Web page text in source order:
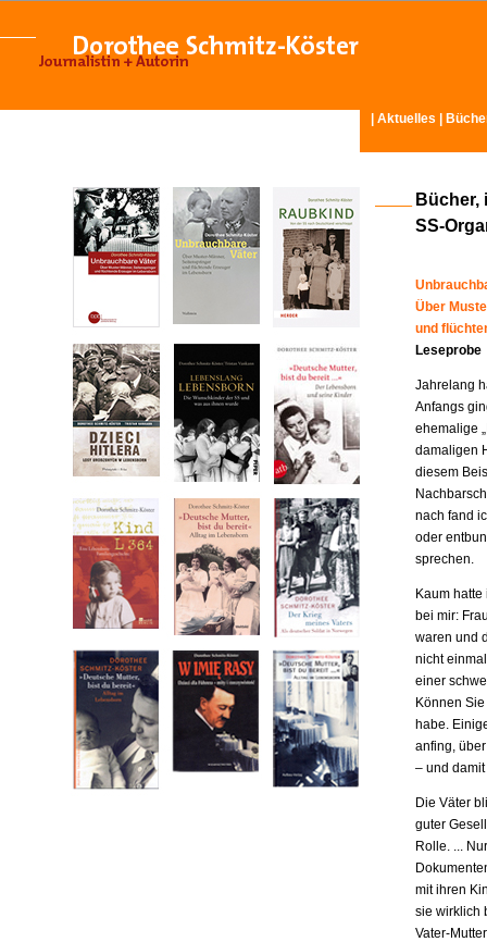
Aktuelles
Bücher,
SS-
Über
und
Leseprobe
Jahrelang
Anfangs
ehemalige
damaligen
diesem
nach fand
oder
sprechen.
Kaum
bei mir:
waren und
nicht
einer
Können
habe.
anfing,
– und
Die Väter
guter
Rolle. ...
mit ihren
sie wirklich
Vater-